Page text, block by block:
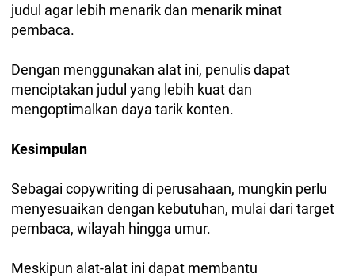
judul agar lebih menarik dan menarik minat
pembaca.
Dengan menggunakan alat ini, penulis dapat
menciptakan judul yang lebih kuat dan
mengoptimalkan daya tarik konten.
Kesimpulan
Sebagai copywriting di perusahaan, mungkin perlu
menyesuaikan dengan kebutuhan, mulai dari target
pembaca, wilayah hingga umur.
Meskipun alat-alat ini dapat membantu